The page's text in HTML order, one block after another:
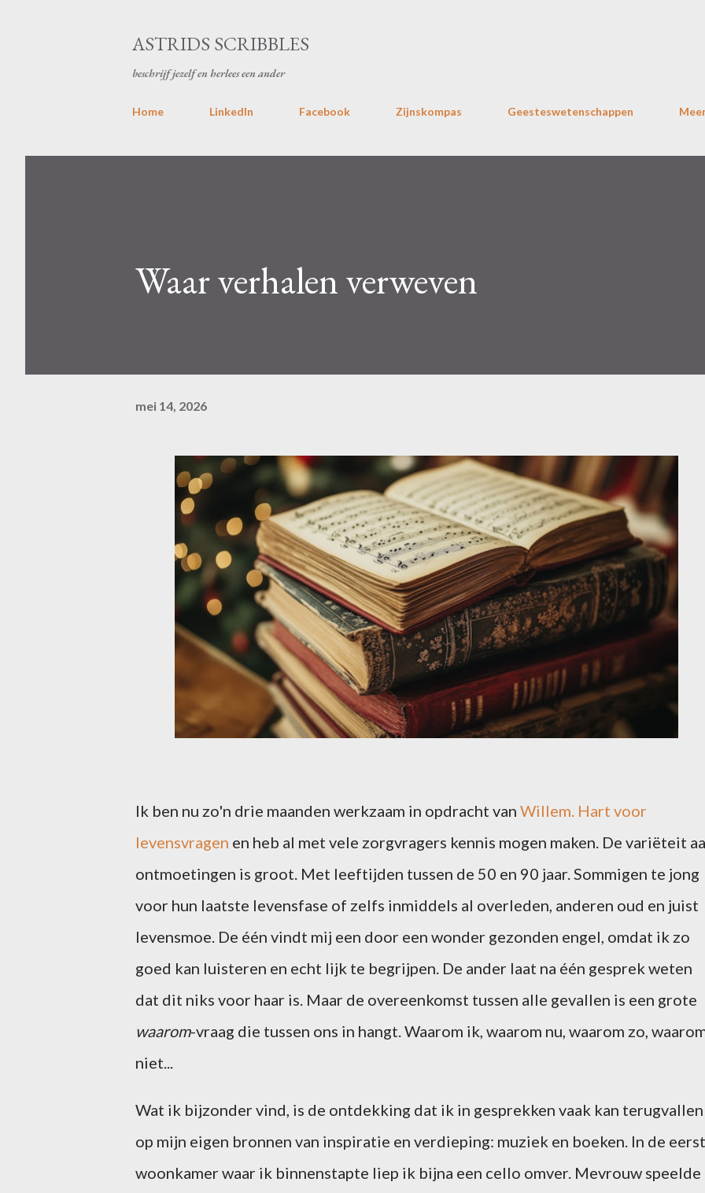
ASTRIDS SCRIBBLES
beschrijf jezelf en herlees een ander
Home LinkedIn Facebook Zijnskompas Geesteswetenschappen
Waar verhalen verweven
mei 14, 2026
Ik ben nu zo'n drie maanden werkzaam in opdracht van Willem. Hart voor
levensvragen en heb al met vele zorgvragers kennis mogen maken. De variëteit
ontmoetingen is groot. Met leeftijden tussen de 50 en 90 jaar. Sommigen te jong
voor hun laatste levensfase of zelfs inmiddels al overleden, anderen oud en juist
levensmoe. De één vindt mij een door een wonder gezonden engel, omdat ik zo
goed kan luisteren en echt lijk te begrijpen. De ander laat na één gesprek weten
dat dit niks voor haar is. Maar de overeenkomst tussen alle gevallen is een grote
waarom-vraag die tussen ons in hangt. Waarom ik, waarom nu, waarom zo,
niet...
Wat ik bijzonder vind, is de ontdekking dat ik in gesprekken vaak kan terugvallen
op mijn eigen bronnen van inspiratie en verdieping: muziek en boeken. In de
woonkamer waar ik binnenstapte liep ik bijna een cello omver. Mevrouw speelde